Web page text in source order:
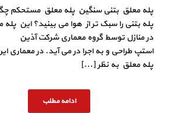
پله معلق بتنی سنگین پله معلق مستحکم
پله بتنی را سبک تر از هوا می بینید؟ این پله
در منازل توسط گروه معماری شرکت آذین
استپ طراحی و به اجرا در می آید. در معماری
پله معلق به نظر [...]
ادامه مطلب